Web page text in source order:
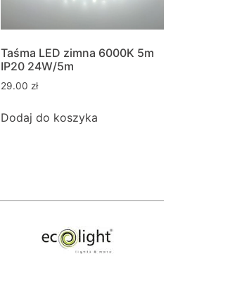
Taśma LED zimna 6000K 5m
IP20 24W/5m
29.00 zł
Dodaj do koszyka